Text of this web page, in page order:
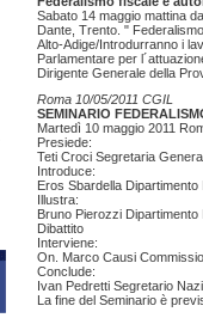
Sabato 14 maggio mattina
Dante, Trento. "
Alto-Adige/Introdurranno i
Parlamentare per
Dirigente Generale della
Roma 10/05/2011 CGIL
SEMINARIO
Martedì 10 maggio 2011
Presiede:
Teti Croci Segretaria
Introduce:
Eros Sbardella
Illustra:
Bruno Pierozzi
Dibattito
Interviene:
On. Marco Causi
Conclude:
Ivan Pedretti Segretario
La fine del Seminario è